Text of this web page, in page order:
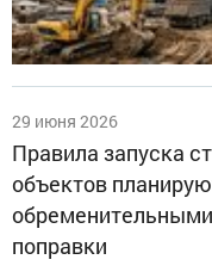
29 июня 2026
Правила запуска
объектов
поправки